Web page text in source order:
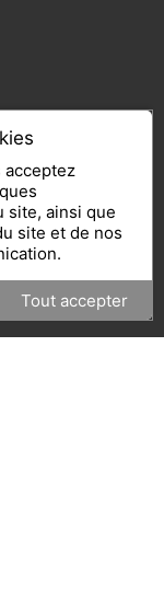
acceptez
site, ainsi que
site et de nos
Tout accepter